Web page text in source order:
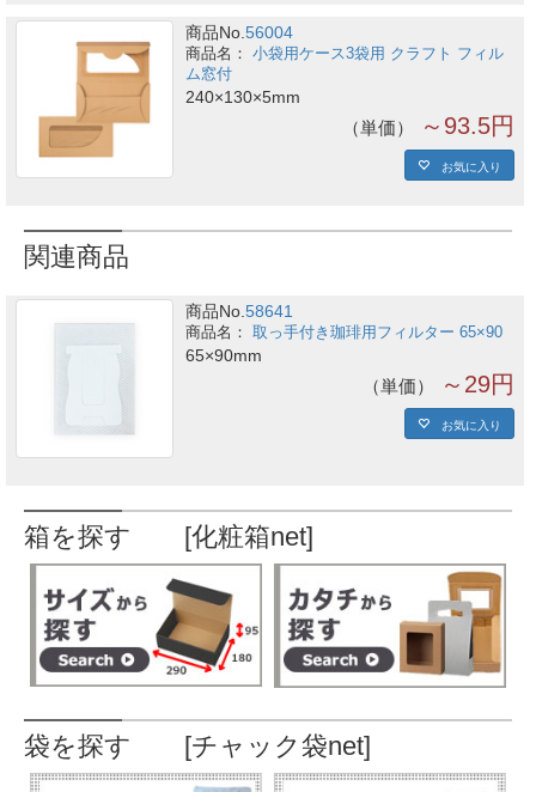
商品No.56004
小袋用ケース3袋用 クラフト フィル
ム窓付
240×130×5mm
単価 ～93.5円
お気に入り
関連商品
商品No.58641
取っ手付き珈琲用フィルター 65×90
65×90mm
単価 ～29円
お気に入り
箱を探す [化粧箱net]
袋を探す [チャック袋net]